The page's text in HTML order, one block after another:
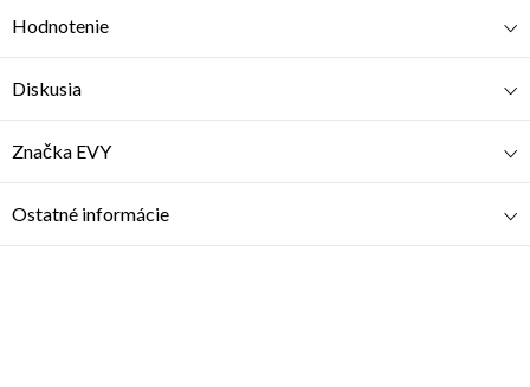
Hodnotenie
Diskusia
Značka EVY
Ostatné informácie